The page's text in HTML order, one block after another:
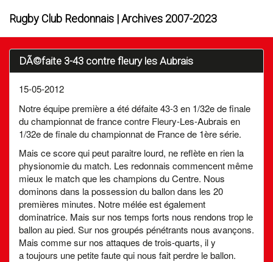
Rugby Club Redonnais | Archives 2007-2023
DÃ©faite 3-43 contre fleury les Aubrais
15-05-2012
Notre équipe première a été défaite 43-3 en 1/32e de finale
du championnat de france contre Fleury-Les-Aubrais en
1/32e de finale du championnat de France de 1ère série.
Mais ce score qui peut paraitre lourd, ne reflète en rien la
physionomie du match. Les redonnais commencent même
mieux le match que les champions du Centre. Nous
dominons dans la possession du ballon dans les 20
premières minutes. Notre mélée est également
dominatrice. Mais sur nos temps forts nous rendons trop le
ballon au pied. Sur nos groupés pénétrants nous avançons.
Mais comme sur nos attaques de trois-quarts, il y
a toujours une petite faute qui nous fait perdre le ballon.